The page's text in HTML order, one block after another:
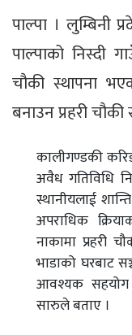
पाल्पा । लुम्बिनी
पाल्पाको निस्दी
चौकी स्थापना
बनाउन प्रहरी चौकी
कालीगण्डकी
अवैध गतिविधि
स्थानीयलाई
अपराधिक
नाकामा प्रहरी
भाडाको घरबाट
आवश्यक सहयोग
सारुले बताए ।